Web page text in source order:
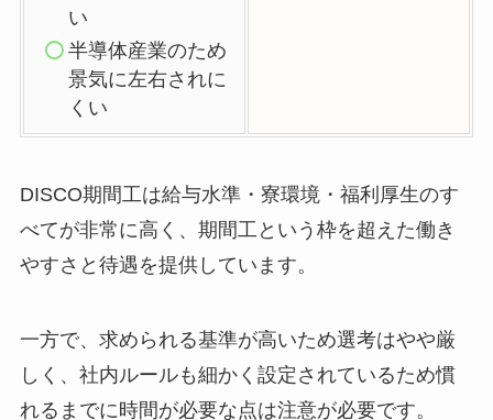
い
半導体産業のため
景気に左右されに
くい
DISCO期間工は給与水準・寮環境・福利厚生のす
べてが非常に高く、期間工という枠を超えた働き
やすさと待遇を提供しています。
一方で、求められる基準が高いため選考はやや厳
しく、社内ルールも細かく設定されているため慣
れるまでに時間が必要な点は注意が必要です。